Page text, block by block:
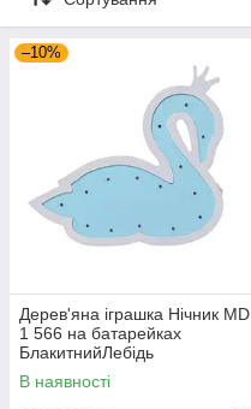
–10%
Дерев'яна іграшка Нічник MD
1 566 на батарейках
БлакитнийЛебідь
В наявності